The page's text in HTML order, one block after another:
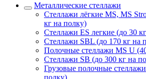
Металлические стеллажи
Стеллажи лёгкие MS, MS
кг на полку)
Стеллажи ES легкие (до 30
Стеллажи SBL (до 170 кг на
Полочные стеллажи MS U
Стеллажи SB (до 300 кг на
Грузовые полочные
полку)